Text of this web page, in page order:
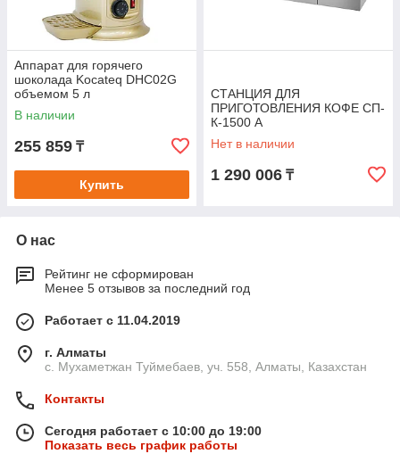
Аппарат для горячего
шоколада Kocateq DHC02G
объемом 5 л
В наличии
255 859 ₸
Купить
СТАНЦИЯ ДЛЯ
ПРИГОТОВЛЕНИЯ КОФЕ СП-
К-1500 А
Нет в наличии
1 290 006 ₸
О нас
Рейтинг не сформирован
Менее 5 отзывов за последний год
Работает с 11.04.2019
г. Алматы
с. Мухаметжан Туймебаев, уч. 558, Алматы, Казахстан
Контакты
Сегодня работает с 10:00 до 19:00
Показать весь график работы